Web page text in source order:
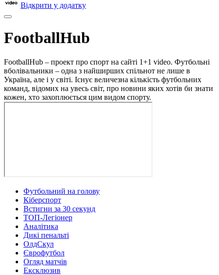
Відкрити у додатку
FootballHub
FootballHub – проект про спорт на сайті 1+1 video. Футбольні
вболівальники – одна з найширших спільнот не лише в
Україна, але і у світі. Існує величезна кількість футбольних
команд, відомих на увесь світ, про новини яких хотів би знати
кожен, хто захоплюється цим видом спорту.
Футбольний на голову
Кіберспорт
Встигни за 30 секунд
ТОП-Легіонер
Аналітика
Дикі пенальті
ОлдСкул
Єврофутбол
Огляд матчів
Ексклюзив